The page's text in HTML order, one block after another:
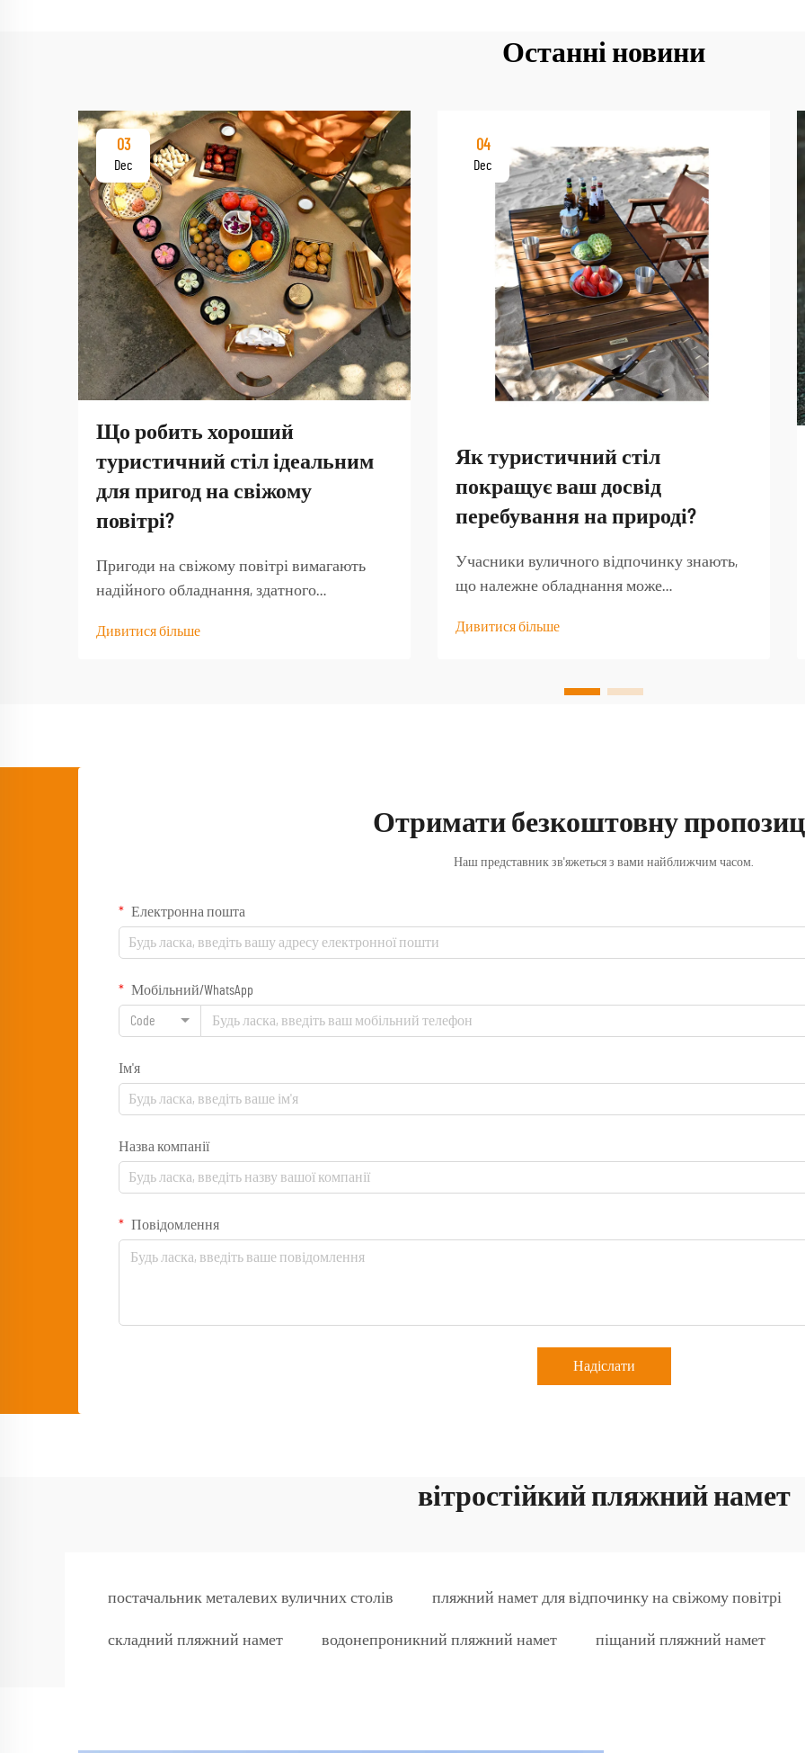
Останні новини
03
Dec
Що робить хороший
туристичний стіл ідеальним
для пригод на свіжому
повітрі?
Пригоди на свіжому повітрі вимагають
надійного обладнання, здатного
умов і забезпечити функціональність тоді,
Дивитися більше
04
Dec
Як туристичний стіл
покращує ваш досвід
перебування на природі?
Учасники вуличного відпочинку знають,
що належне обладнання може
на незабутню пригоду. Серед найменш
Дивитися більше
Отримати безкоштовну
Наш представник зв'яжеться з вами найближчим часом.
Електронна пошта
Мобільний/WhatsApp
Code
Ім'я
Назва компанії
Повідомлення
Надіслати
вітростійкий пляжний намет
постачальник металевих вуличних столів пляжний намет для відпочинку на свіжому повітрі
складний пляжний намет водонепроникний пляжний намет піщаний пляжний намет